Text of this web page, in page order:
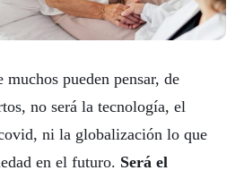
pueden pensar, de
no será la tecnología, el
ni la globalización lo que
en el futuro. Será el